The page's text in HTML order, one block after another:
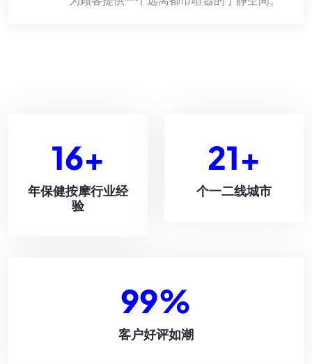
16+
年保健按摩行业经
验
21+
个一二线城市
99%
客户好评如潮